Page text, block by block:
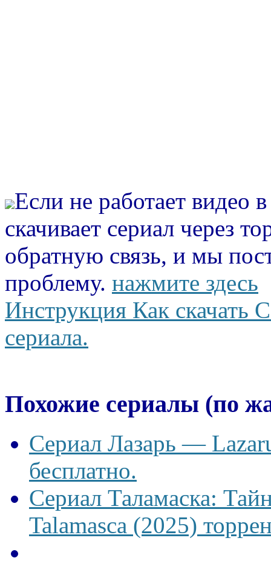
Если не работает видео
скачивает сериал через
обратную связь, и мы
проблему. нажмите здесь
Инструкция Как скачать
сериала.
Похожие сериалы (по
Сериал Лазарь —
бесплатно.
Сериал Таламаска:
Talamasca (2025)